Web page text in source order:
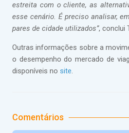
estreita com o cliente, as
esse cenário. É preciso analisar,
pares de cidade utilizados”, conclui
Outras informações sobre a
o desempenho do mercado de
disponíveis no site.
Comentários